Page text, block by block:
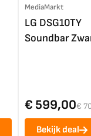
MediaMarkt
LG DSG10TY
Soundbar
€ 599,00€
Bekijk deal